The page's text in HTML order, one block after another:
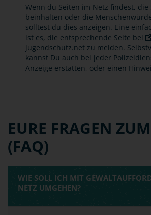
Wenn du Seiten im Netz findest, die
beinhalten oder die
solltest du dies anzeigen. Eine
ist es, die entsprechende Seite bei
jugendschutz.net zu melden.
kannst Du auch bei jeder
Anzeige erstatten, oder einen
EURE FRAGEN
(FAQ)
WIE SOLL ICH MIT
NETZ UMGEHEN?